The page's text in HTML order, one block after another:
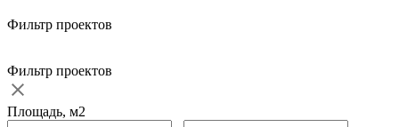
Фильтр проектов
Фильтр проектов
Площадь, м2